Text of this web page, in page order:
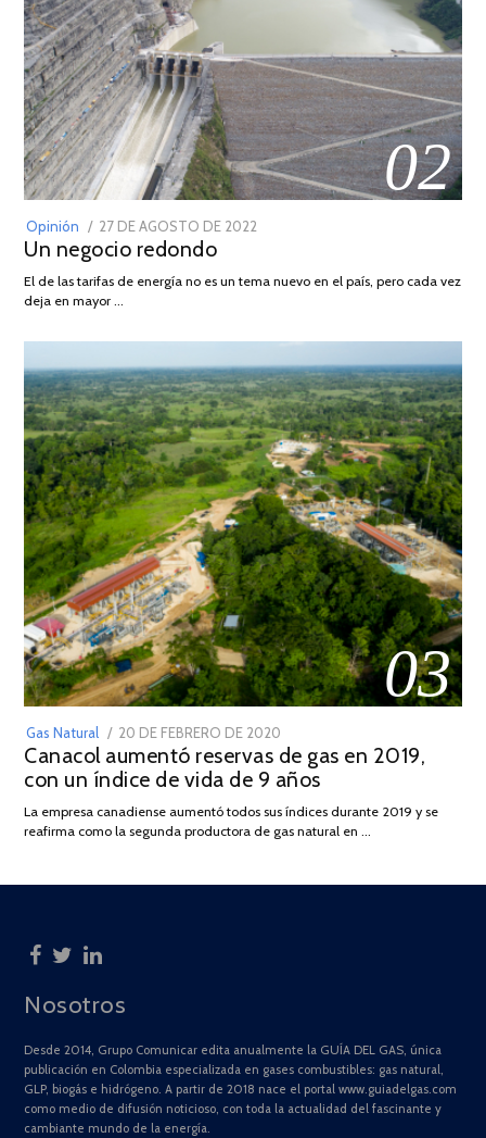
02
Opinión
POSTED
ON
27 DE AGOSTO DE 2022
DE
Un negocio redondo
El de las tarifas de energía no es un tema nuevo en el país, pero cada vez
deja en mayor …
03
Gas Natural
POSTED
ON
20 DE FEBRERO DE 2020
DE
JULIO
2025
Canacol aumentó reservas de gas en 2019,
con un índice de vida de 9 años
La empresa canadiense aumentó todos sus índices durante 2019 y se
reafirma como la segunda productora de gas natural en …
Nosotros
Desde 2014, Grupo Comunicar edita anualmente la GUÍA DEL GAS, única
publicación en Colombia especializada en gases combustibles: gas natural,
GLP, biogás e hidrógeno. A partir de 2018 nace el portal www.guiadelgas.com
como medio de difusión noticioso, con toda la actualidad del fascinante y
cambiante mundo de la energía.